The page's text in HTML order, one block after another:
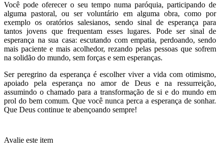
Você pode oferecer o seu tempo numa paróquia, participando de
alguma pastoral, ou ser voluntário em alguma obra, como por
exemplo os oratórios salesianos, sendo sinal de esperança para
tantos jovens que frequentam esses lugares. Pode ser sinal de
esperança na sua casa: escutando com empatia, perdoando, sendo
mais paciente e mais acolhedor, rezando pelas pessoas que sofrem
na solidão do mundo, sem forças e sem esperanças.
Ser peregrino da esperança é escolher viver a vida com otimismo,
apoiado pela esperança no amor de Deus e na ressurreição,
assumindo o chamado para a transformação de si e do mundo em
prol do bem comum. Que você nunca perca a esperança de sonhar.
Que Deus continue te abençoando sempre!
Avalie este item